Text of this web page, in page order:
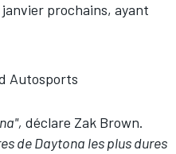
prochains, ayant
Autosports
déclare Zak Brown.
de Daytona les plus dures